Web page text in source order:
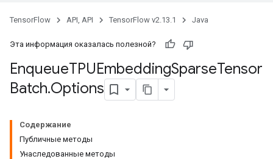
TensorFlow API, API TensorFlow v2.13.1 Java
Эта информация оказалась полезной?
EnqueueTPUEmbeddingSparseTensor
Batch.Options
Содержание
Публичные методы
Унаследованные методы